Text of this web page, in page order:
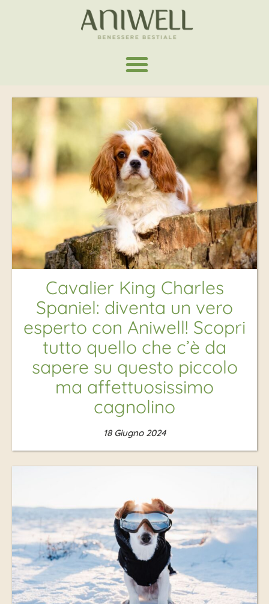
Cavalier King Charles
Spaniel: diventa un vero
esperto con Aniwell! Scopri
tutto quello che c’è da
sapere su questo piccolo
ma affettuosissimo
cagnolino
18 Giugno 2024